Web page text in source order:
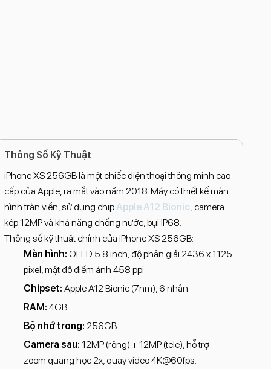
Thông Số Kỹ Thuật
iPhone XS 256GB là một chiếc điện thoại thông minh cao
cấp của Apple, ra mắt vào năm 2018. Máy có thiết kế màn
hình tràn viền, sử dụng chipApple A12 Bionic, camera
kép 12MP và khả năng chống nước, bụi IP68.
Thông số kỹ thuật chính của iPhone XS 256GB:
Màn hình: OLED 5.8 inch, độ phân giải 2436 x 1125
pixel, mật độ điểm ảnh 458 ppi.
Chipset: Apple A12 Bionic (7nm), 6 nhân.
RAM: 4GB.
Bộ nhớ trong: 256GB.
Camera sau: 12MP (rộng) + 12MP (tele), hỗ trợ
zoom quang học 2x, quay video 4K@60fps.